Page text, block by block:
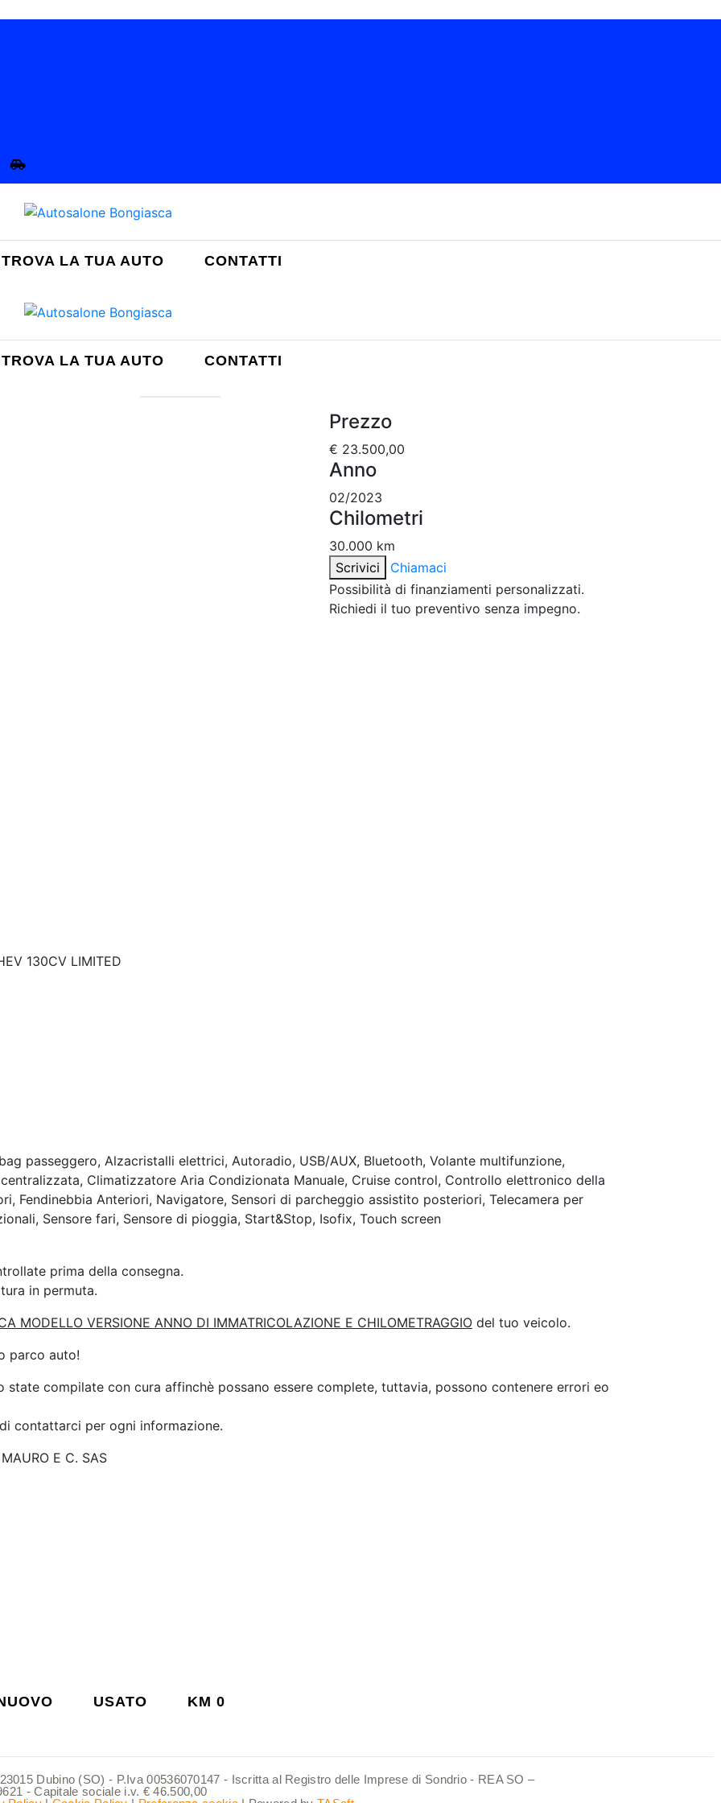
TROVA LA TUA AUTO CONTATTI
TROVA LA TUA AUTO CONTATTI
Prezzo
€ 23.500,00
Anno
02/2023
Chilometri
30.000 km
Scrivici
Chiamaci
Possibilità di finanziamenti personalizzati.
Richiedi il tuo preventivo senza impegno.
130CV LIMITED
passeggero, Alzacristalli elettrici, Autoradio, USB/AUX, Bluetooth, Volante multifunzione,
Climatizzatore Aria Condizionata Manuale, Cruise control, Controllo elettronico della
Fendinebbia Anteriori, Navigatore, Sensori di parcheggio assistito posteriori, Telecamera per
Sensore fari, Sensore di pioggia, Start&Stop, Isofix, Touch screen
prima della consegna.
in permuta.
MODELLO VERSIONE ANNO DI IMMATRICOLAZIONE E CHILOMETRAGGIO del tuo veicolo.
parco auto!
compilate con cura affinchè possano essere complete, tuttavia, possono contenere errori eo
contattarci per ogni informazione.
E C. SAS
USATO KM 0
Dubino (SO) - P.Iva 00536070147 - Iscritta al Registro delle Imprese di Sondrio - REA SO –
- Capitale sociale i.v. € 46.500,00